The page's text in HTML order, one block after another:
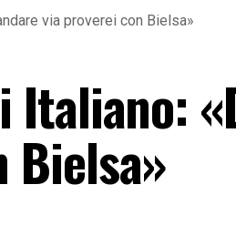
via proverei con Bielsa»
Bielsa»